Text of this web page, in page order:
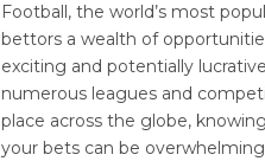
Football, the world’s most
bettors a wealth of
exciting and potentially
numerous leagues and
place across the globe,
your bets can be